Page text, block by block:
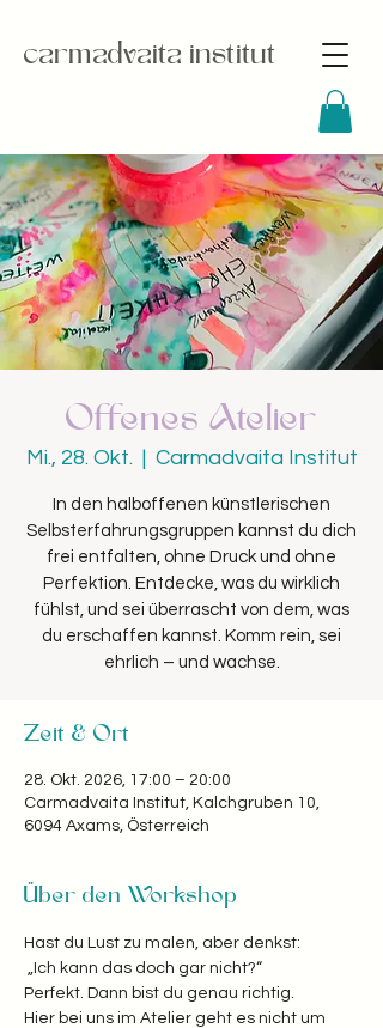
carmadvaita institut
Offenes Atelier
Mi., 28. Okt.
  |
Carmadvaita Institut
In den halboffenen künstlerischen
Selbsterfahrungsgruppen kannst du dich
frei entfalten, ohne Druck und ohne
Perfektion. Entdecke, was du wirklich
fühlst, und sei überrascht von dem, was
du erschaffen kannst. Komm rein, sei
Zeit & Ort
28. Okt. 2026, 17:00 – 20:00
Carmadvaita Institut, Kalchgruben 10,
6094 Axams, Österreich
Über den Workshop
Hast du Lust zu malen, aber denkst:
„Ich kann das doch gar nicht?“
Perfekt. Dann bist du genau richtig.
Hier bei uns im Atelier geht es nicht um